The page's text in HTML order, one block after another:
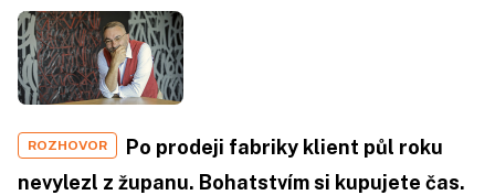
ROZHOVOR
Po prodeji fabriky klient půl roku
nevylezl z županu. Bohatstvím si kupujete čas.